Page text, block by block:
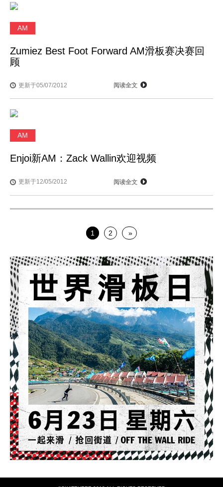
AM
Zumiez Best Foot Forward AM滑板赛决赛回
顾
更新于05/07/2012 阅读全文
AM
Enjoi新AM：Zack Wallin欢迎视频
更新于12/05/2012 阅读全文
1 2 »